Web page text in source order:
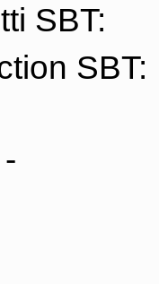
SBT:
SBT: